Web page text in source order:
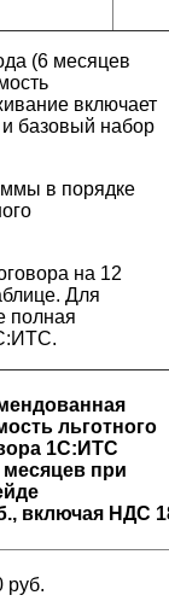
(6 месяцев
включает
базовый набор
в порядке
на 12
Для
полная
льготного
1С:ИТС
месяцев при
включая НДС
руб.